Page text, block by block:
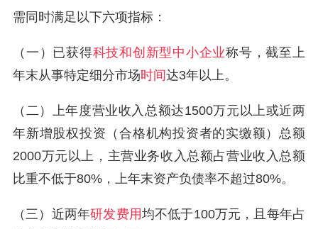
需同时满足以下六项指标：
（一）已获得科技和创新型中小企业称号，截至上
年末从事特定细分市场时间达3年以上。
（二）上年度营业收入总额达1500万元以上或近两
年新增股权投资（合格机构投资者的实缴额）总额
2000万元以上，主营业务收入总额占营业收入总额
比重不低于80% ，上年末资产负债率不超过80%。
（三）近两年研发费用均不低于100万元，且每年占